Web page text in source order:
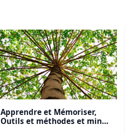
Apprendre et Mémoriser,
Outils et méthodes et mind